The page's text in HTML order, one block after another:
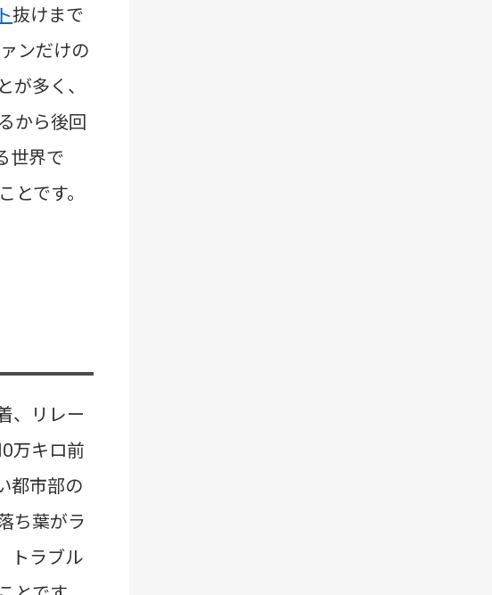
抜けまで
ンだけの
多く、
から後回
世界で
です。
、リレー
万キロ前
都市部の
ち葉がラ
トラブル